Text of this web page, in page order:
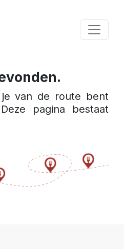
van de route bent
pagina bestaat